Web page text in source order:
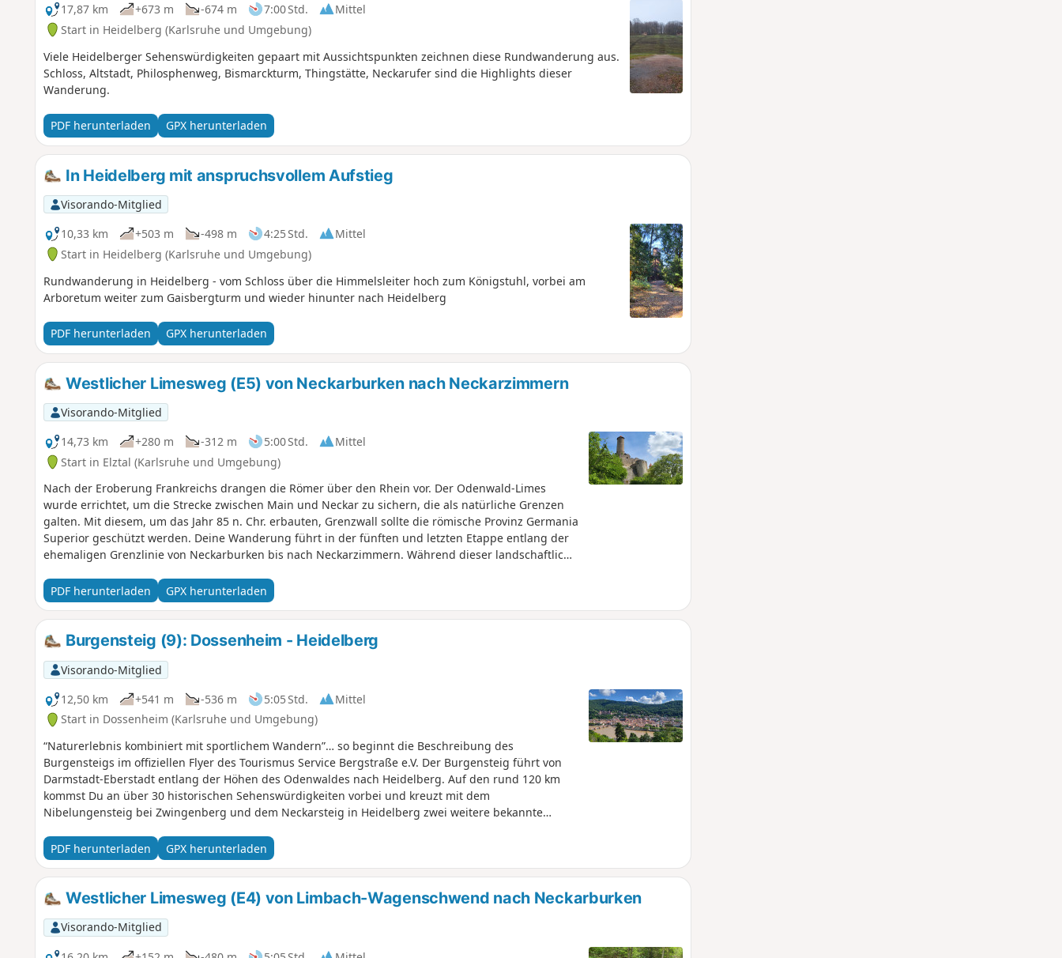
17,87 km
+673 m -674 m 7:00 Std.
Mittel
Start in Heidelberg (Karlsruhe und Umgebung)
Viele Heidelberger Sehenswürdigkeiten gepaart mit Aussichtspunkten zeichnen diese Rundwanderung aus.
Schloss, Altstadt, Philosphenweg, Bismarckturm, Thingstätte, Neckarufer sind die Highlights dieser
Wanderung.
PDF herunterladen GPX herunterladen
In Heidelberg mit anspruchsvollem Aufstieg
Visorando-Mitglied
10,33 km
+503 m -498 m 4:25 Std.
Mittel
Start in Heidelberg (Karlsruhe und Umgebung)
Rundwanderung in Heidelberg - vom Schloss über die Himmelsleiter hoch zum Königstuhl, vorbei am
Arboretum weiter zum Gaisbergturm und wieder hinunter nach Heidelberg
PDF herunterladen GPX herunterladen
Westlicher Limesweg (E5) von Neckarburken nach Neckarzimmern
Visorando-Mitglied
14,73 km
+280 m -312 m 5:00 Std.
Mittel
Start in Elztal (Karlsruhe und Umgebung)
Nach der Eroberung Frankreichs drangen die Römer über den Rhein vor. Der Odenwald-Limes
wurde errichtet, um die Strecke zwischen Main und Neckar zu sichern, die als natürliche Grenzen
galten. Mit diesem, um das Jahr 85 n. Chr. erbauten, Grenzwall sollte die römische Provinz Germania
Superior geschützt werden. Deine Wanderung führt in der fünften und letzten Etappe entlang der
ehemaligen Grenzlinie von Neckarburken bis nach Neckarzimmern. Während dieser landschaftlich
(Truppenunterkünfte), Badeanlagen und Grenzbefestigungen. Informative Tafeln weisen auf die
Sehenswürdigkeiten hin und geben Einblicke in das Leben in der ehemaligen Grenzregion.
PDF herunterladen GPX herunterladen
Burgensteig (9): Dossenheim - Heidelberg
Visorando-Mitglied
12,50 km
+541 m -536 m 5:05 Std.
Mittel
Start in Dossenheim (Karlsruhe und Umgebung)
“Naturerlebnis kombiniert mit sportlichem Wandern”… so beginnt die Beschreibung des
Burgensteigs im offiziellen Flyer des Tourismus Service Bergstraße e.V. Der Burgensteig führt von
Darmstadt-Eberstadt entlang der Höhen des Odenwaldes nach Heidelberg. Auf den rund 120 km
kommst Du an über 30 historischen Sehenswürdigkeiten vorbei und kreuzt mit dem
Nibelungensteig bei Zwingenberg und dem Neckarsteig in Heidelberg zwei weitere bekannte
zusammengestellt, dass Du mit öffentlichen Verkehrsmitteln an Deinen Startpunkt hin und von
Deinem Zielpunkt auch wieder weg kommst. Daher ist unsere Variante ca. 20 km länger als das
Original.
PDF herunterladen GPX herunterladen
Westlicher Limesweg (E4) von Limbach-Wagenschwend nach Neckarburken
Visorando-Mitglied